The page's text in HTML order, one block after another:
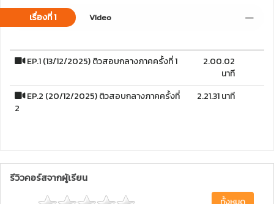
เรื่องที่ 1 Video
EP.1 (13/12/2025) ติวสอบกลางภาคครั้งที่ 1
2.00.02
นาที
EP.2 (20/12/2025) ติวสอบกลางภาคครั้งที่
2
2.21.31 นาที
รีวิวคอร์สจากผู้เรียน